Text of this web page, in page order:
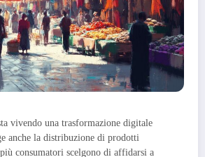
vivendo una trasformazione digitale
anche la distribuzione di prodotti
consumatori scelgono di affidarsi a